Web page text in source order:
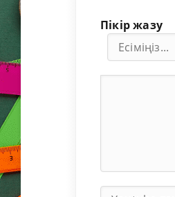
Пікір жазу